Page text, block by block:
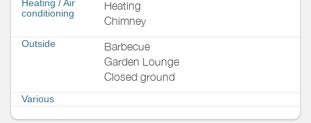
Heating / Air
conditioning
Heating
Chimney
Outside
Barbecue
Garden Lounge
Closed ground
Various